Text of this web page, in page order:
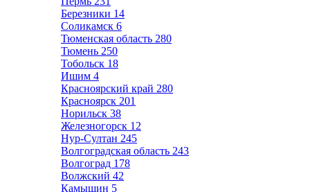
Березники 14
Соликамск 6
Тюменская область 280
Тюмень 250
Тобольск 18
Ишим 4
Красноярский край 280
Красноярск 201
Норильск 38
Железногорск 12
Нур-Султан 245
Волгоградская область 243
Волгоград 178
Волжский 42
Камышин 5